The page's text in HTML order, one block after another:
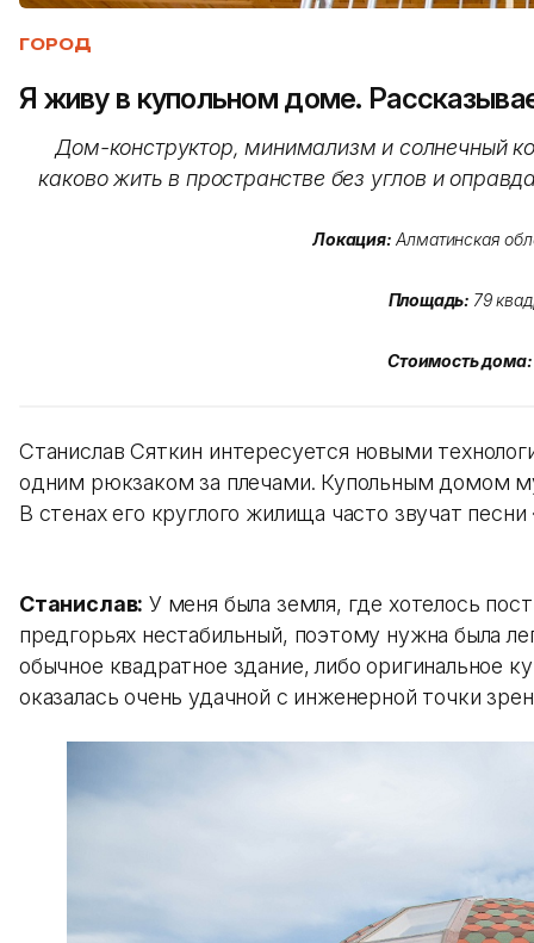
ГОРОД
Я живу в купольном доме.
Дом-конструктор, минимализм и солнечный
каково жить в пространстве без углов и
Локация: Алматинская
Площадь: 79
Стоимость дома:
Станислав Сяткин интересуется новыми
одним рюкзаком за плечами. Купольным домом
В стенах его круглого жилища часто звучат
Станислав: У меня была земля, где хотелось
предгорьях нестабильный, поэтому нужна была
обычное квадратное здание, либо оригинальное
оказалась очень удачной с инженерной точки